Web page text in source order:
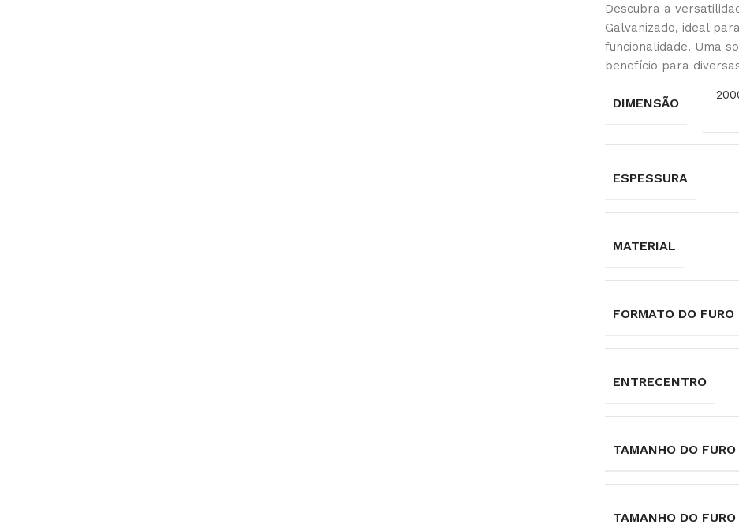
Descubra a
Galvanizado, ideal
funcionalidade. Uma
benefício para
DIMENSÃO
ESPESSURA
MATERIAL
FORMATO DO FURO
ENTRECENTRO
TAMANHO DO FURO
TAMANHO DO FURO